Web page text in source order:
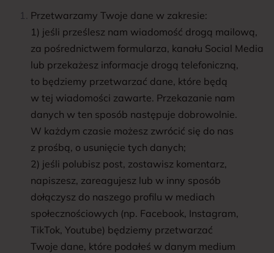
Przetwarzamy Twoje dane w zakresie:
1) jeśli prześlesz nam wiadomość drogą mailową,
za pośrednictwem formularza, kanału Social Media
lub przekażesz informacje drogą telefoniczną,
to będziemy przetwarzać dane, które będą
w tej wiadomości zawarte. Przekazanie nam
danych w ten sposób następuje dobrowolnie.
W każdym czasie możesz zwrócić się do nas
z prośbą, o usunięcie tych danych;
2) jeśli polubisz post, zostawisz komentarz,
napiszesz, zareagujesz lub w inny sposób
dołączysz do naszego profilu w mediach
społecznościowych (np. Facebook, Instagram,
TikTok, Youtube) będziemy przetwarzać
Twoje dane, które podałeś w danym medium